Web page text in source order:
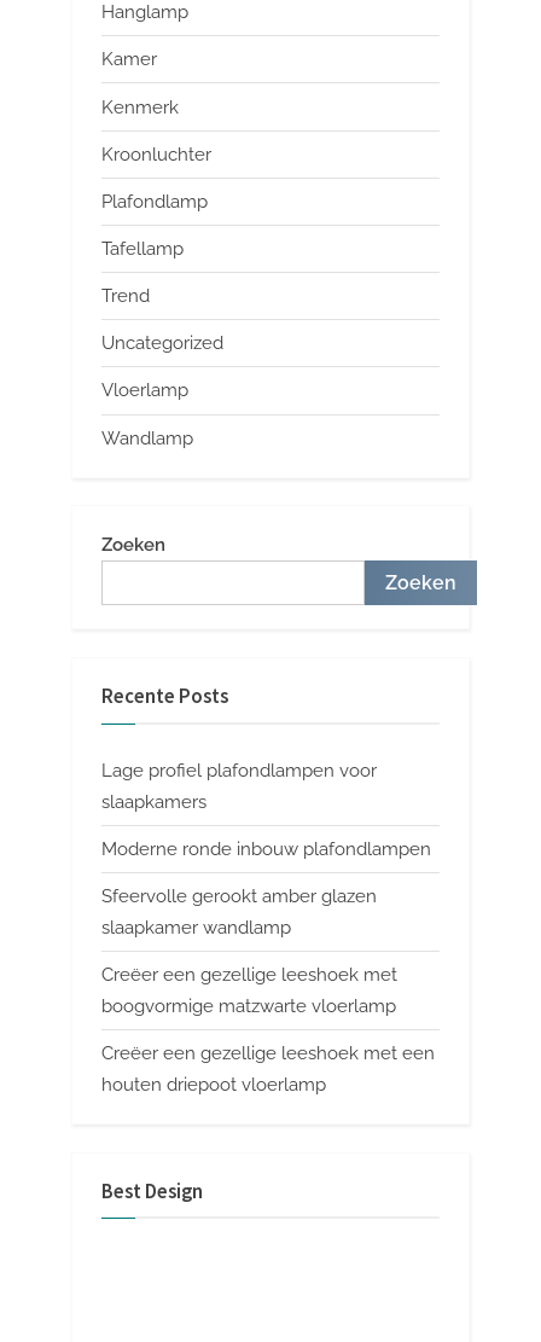
Hanglamp
Kamer
Kenmerk
Kroonluchter
Plafondlamp
Tafellamp
Trend
Uncategorized
Vloerlamp
Wandlamp
Zoeken
Zoeken
Recente Posts
Lage profiel plafondlampen voor
slaapkamers
Moderne ronde inbouw plafondlampen
Sfeervolle gerookt amber glazen
slaapkamer wandlamp
Creëer een gezellige leeshoek met
boogvormige matzwarte vloerlamp
Creëer een gezellige leeshoek met een
houten driepoot vloerlamp
Best Design